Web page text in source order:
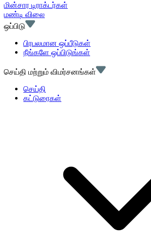
மின்சார டிராக்டர்கள்
மண்டி விலை
ஒப்பிடு
பிரபலமான ஒப்பீடுகள்
நீங்களே ஒப்பிடுங்கள்
செய்தி மற்றும் விமர்சனங்கள்
செய்தி
கட்டுரைகள்